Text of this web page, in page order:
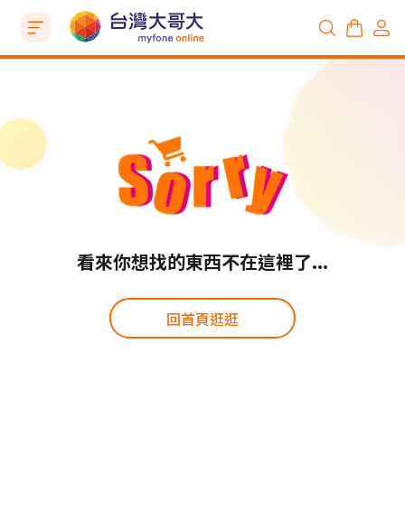
看來你想找的東西不在這裡了...
回首頁逛逛